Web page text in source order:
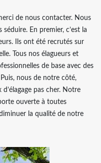
de nous contacter. Nous
En premier, c’est la
Ils ont été recrutés sur
Tous nos élagueurs et
de base avec des
nous de notre côté,
pas cher. Notre
ouverte à toutes
la qualité de notre